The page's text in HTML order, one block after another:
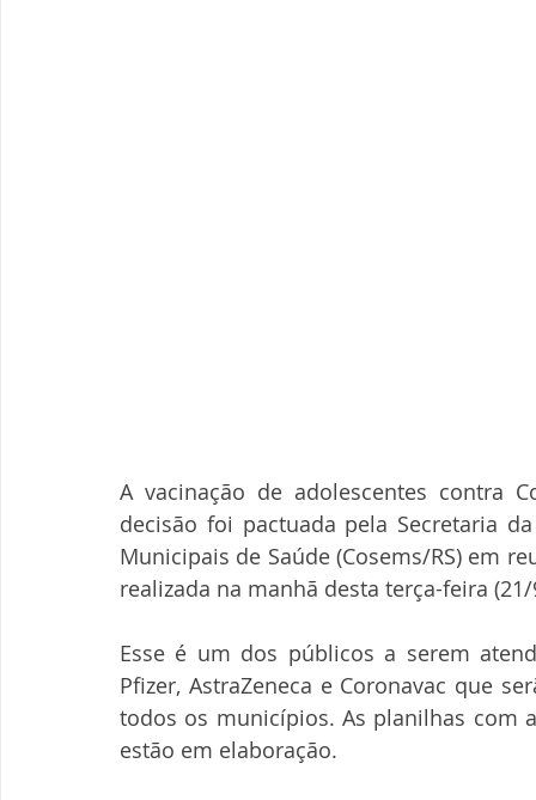
A vacinação de adolescentes contra
decisão foi pactuada pela Secretaria
Municipais de Saúde (Cosems/RS) em
realizada na manhã desta terça-feira (21/
Esse é um dos públicos a serem
Pfizer, AstraZeneca e Coronavac que
todos os municípios. As planilhas com
estão em elaboração.